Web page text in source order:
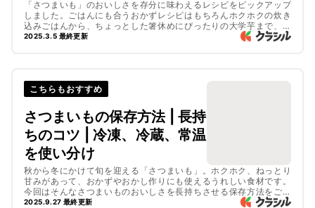
「さつまいも」のおいしさを存分に味わえるレシピをピックアップ
しました。ごはんにも合うおかずレシピはもちろんホクホクの炊き
込みごはんから、ちょっとした箸休めにぴったりの大学芋まで、た
くさんのレシピをご紹介しています。ぜひ、いろいろなアレンジで
2025.3.5 最終更新
こちらもおすすめ
さつまいもの保存方法 | 長持
ちのコツ | 冷凍、冷蔵、常温
を使い分け
秋から冬にかけて旬を迎える「さつまいも」。ホクホク、ねっとり
甘みがあって、おかずやおかし作りにも使えるうれしい食材です。
今回はそんなさつまいものおいしさを長持ちさせる保存方法をご紹
介します。寒さに弱い野菜なので、基本は常温保存がおすすめです
2025.9.27 最終更新